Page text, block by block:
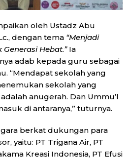
oleh Ustadz Abu
dengan tema “Menjadi
Hebat.”Ia
adab kepada guru sebagai
“Mendapat sekolah yang
sekolah yang
anugerah. Dan Ummu’l
di antaranya,” tuturnya.
berkat dukungan para
yaitu: PT Trigana Air, PT
Kreasi Indonesia, PT Efusi